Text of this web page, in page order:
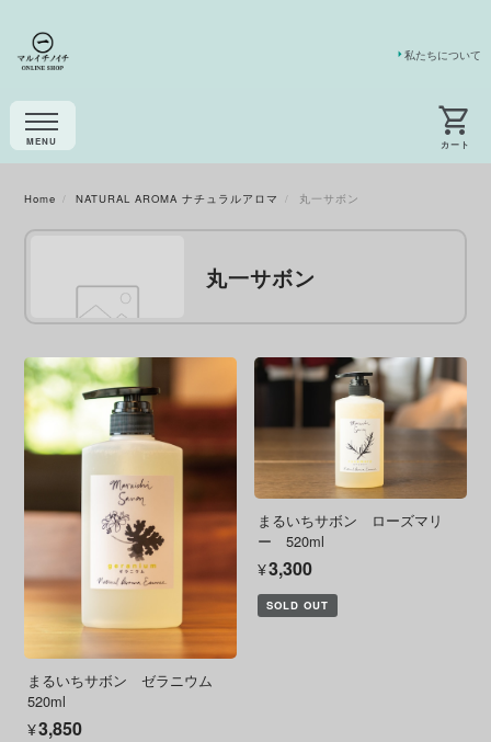
私たちについて
Home NATURAL AROMA ナチュラルアロマ 丸一サボン
丸一サボン
まるいちサボン ゼラニウム
520ml
¥3,850
まるいちサボン ローズマリ
ー 520ml
¥3,300
SOLD OUT